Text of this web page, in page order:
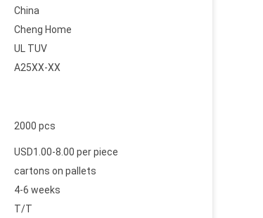
China
Cheng Home
UL TUV
A25XX-XX
2000 pcs
USD1.00-8.00 per piece
cartons on pallets
4-6 weeks
T/T